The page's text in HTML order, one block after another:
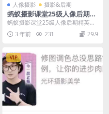
人像摄影 摄影&后期
蚂蚁摄影课堂25级人像后期精
英班
蚂蚁摄影课堂25级人像后期精英班
课程从零开始全面介绍人像后期修
图技法，包括Ph...
3 年前 231 29.9
VIP